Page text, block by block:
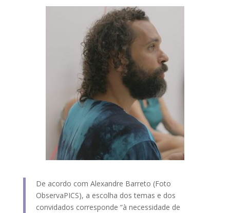
De acordo com Alexandre Barreto (Foto
ObservaPICS), a escolha dos temas e dos
convidados corresponde “à necessidade de